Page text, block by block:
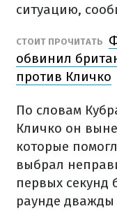
ситуацию,
СТОИТ ПРОЧИТАТЬ
обвинил
против Кличко
По словам
Кличко он
которые
выбрал
первых секунд
раунде